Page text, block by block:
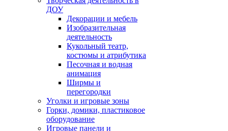
ДОУ
Декорации и мебель
Изобразительная
деятельность
Кукольный театр,
костюмы и атрибутика
Песочная и водная
анимация
Ширмы и
перегородки
Уголки и игровые зоны
Горки, домики, пластиковое
оборудование
Игровые панели и